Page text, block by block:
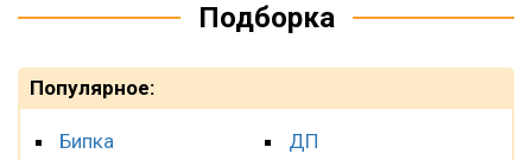
Подборка
Популярное:
Бипка
ДП